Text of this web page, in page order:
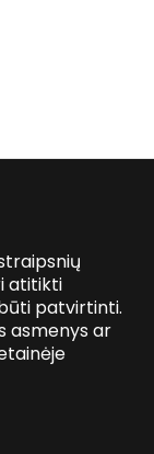
atitikti
patvirtinti.
asmenys ar